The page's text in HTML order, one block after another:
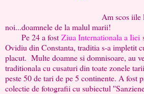
Am scos iile la
noi...doamnele de la malul marii!
Pe 24 a fost Ziua Internationala a Iiei
Ovidiu din Constanta, traditia s-a impletit
placut. Multe doamne si domnisoare, au
traditionala cu cusaturi din toate zonele
peste 50 de tari de pe 5 continente. A fost
colectie de fotografii cu subiectul